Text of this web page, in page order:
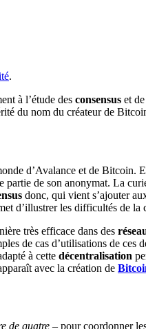
.
à l’étude des consensus et
du nom du créateur de
d’Avalance et de Bitcoin.
partie de son anonymat. La
donc, qui vient s’ajouter
d’illustrer les difficultés de la
très efficace dans des
de cas d’utilisations de
à cette décentralisation
avec la création de
de quatre – pour coordonner